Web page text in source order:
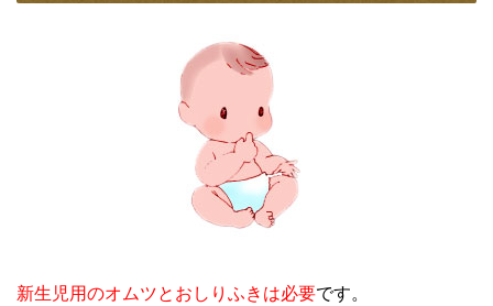
新生児用のオムツとおしりふきは必要です。